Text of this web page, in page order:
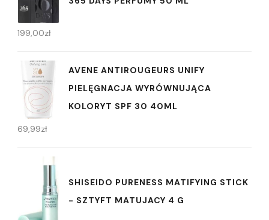
199,00zł
AVENE ANTIROUGEURS UNIFY
PIELĘGNACJA WYRÓWNUJĄCA
KOLORYT SPF 30 40ML
69,99zł
SHISEIDO PURENESS MATIFYING STICK
- SZTYFT MATUJACY 4 G